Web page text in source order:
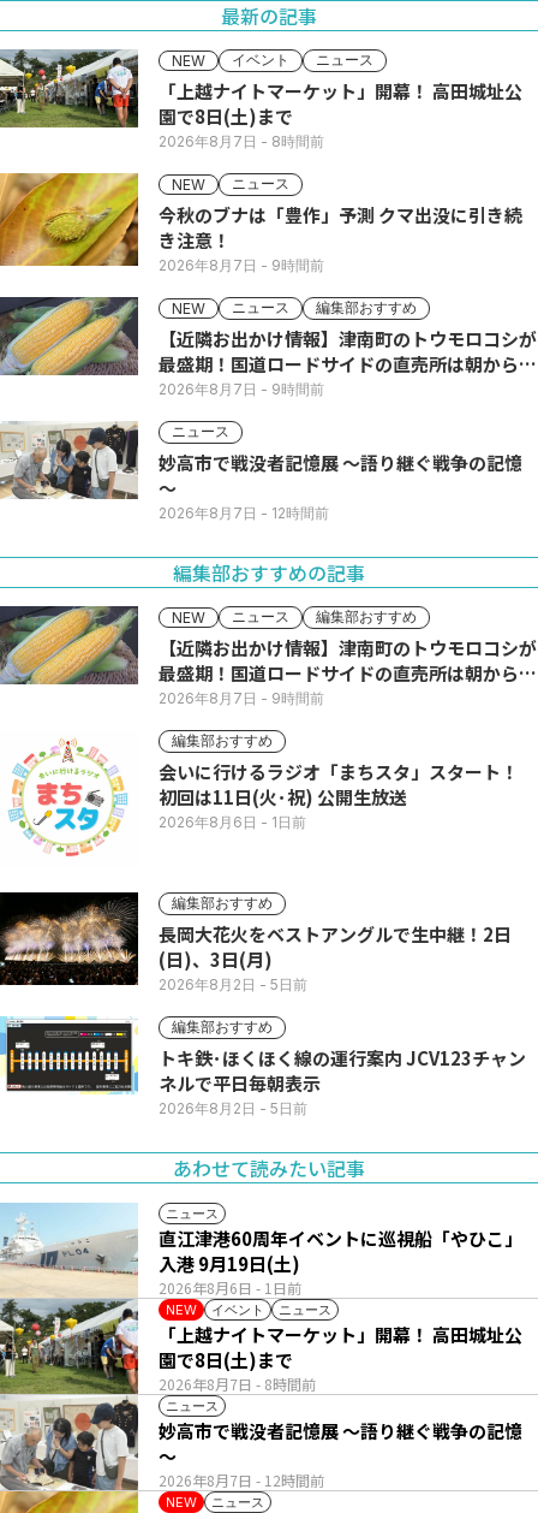
最新の記事
NEW イベント ニュース
「上越ナイトマーケット」開幕！ 高田城址公
園で8日(土)まで
2026年8月7日 - 8時間前
NEW ニュース
今秋のブナは「豊作」予測 クマ出没に引き続
き注意！
2026年8月7日 - 9時間前
NEW ニュース 編集部おすすめ
【近隣お出かけ情報】津南町のトウモロコシが
最盛期！国道ロードサイドの直売所は朝から長
い列
2026年8月7日 - 9時間前
ニュース
妙高市で戦没者記憶展 ～語り継ぐ戦争の記憶
～
2026年8月7日 - 12時間前
編集部おすすめの記事
NEW ニュース 編集部おすすめ
【近隣お出かけ情報】津南町のトウモロコシが
最盛期！国道ロードサイドの直売所は朝から長
い列
2026年8月7日 - 9時間前
編集部おすすめ
会いに行けるラジオ「まちスタ」スタート！
初回は11日(火･祝) 公開生放送
2026年8月6日 - 1日前
編集部おすすめ
長岡大花火をベストアングルで生中継！2日
(日)、3日(月)
2026年8月2日 - 5日前
編集部おすすめ
トキ鉄･ほくほく線の運行案内 JCV123チャン
ネルで平日毎朝表示
2026年8月2日 - 5日前
あわせて読みたい記事
ニュース
2026年8月6日 - 1日前
直江津港60周年イベントに巡視船「やひこ」
入港 9月19日(土)
NEW イベント ニュース
2026年8月7日 - 8時間前
「上越ナイトマーケット」開幕！ 高田城址公
園で8日(土)まで
ニュース
2026年8月7日 - 12時間前
妙高市で戦没者記憶展 ～語り継ぐ戦争の記憶
～
NEW ニュース